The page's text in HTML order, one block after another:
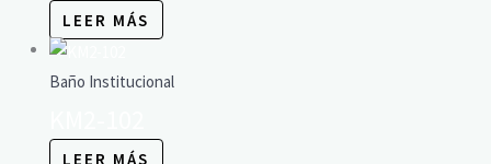
LEER MÁS
Baño Institucional
LEER MÁS